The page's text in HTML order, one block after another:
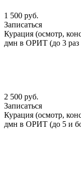
1 500 руб.
Записаться
Курация (осмотр,
дмн в ОРИТ (до 3 раз
2 500 руб.
Записаться
Курация (осмотр,
дмн в ОРИТ (до 5 и